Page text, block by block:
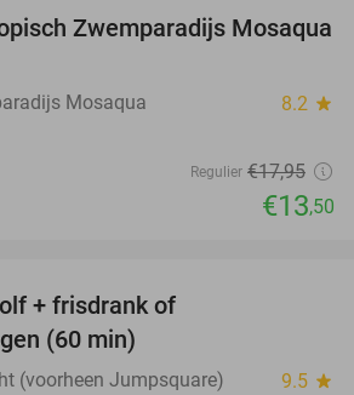
25%
Zwemparadijs Mosaqua
Mosaqua 8.2 star
Regulier €17,95
€13,50
+ frisdrank of
(60 min)
(voorheen Jumpsquare) 9.5 star